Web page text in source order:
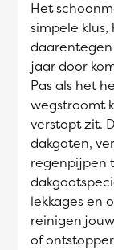
Het
simpele
jaar door
Pas als het
wegstroomt
verstopt zit.
dakgoten,
regenpijpen
lekkages en
reinigen
of